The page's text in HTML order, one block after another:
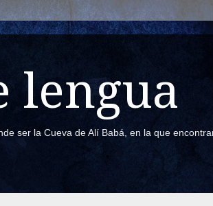
lengua
ser la Cueva de Alí Babá, en la que